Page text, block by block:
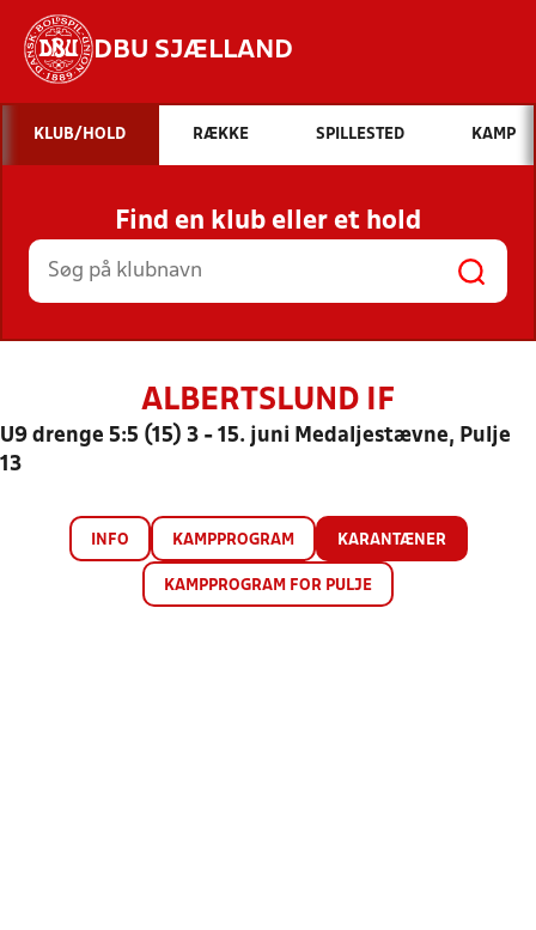
DBU SJÆLLAND
Hvad vil du søge efter?
INDHOLD OG NYHEDER
STILLINGER, RESULTATER, KLUBBER OG
HOLD
KLUB/HOLD RÆKKE SPILLESTED KAMP
Find en klub eller et hold
ALBERTSLUND IF
U9 drenge 5:5 (15) 3 - 15. juni Medaljestævne, Pulje
13
INFO KAMPPROGRAM KARANTÆNER
KAMPPROGRAM FOR PULJE